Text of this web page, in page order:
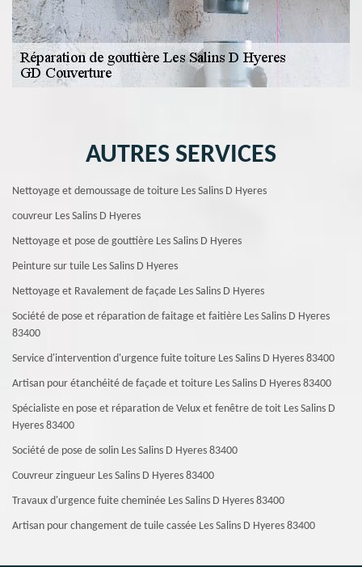
AUTRES SERVICES
Nettoyage et demoussage de toiture Les Salins D Hyeres
couvreur Les Salins D Hyeres
Nettoyage et pose de gouttière Les Salins D Hyeres
Peinture sur tuile Les Salins D Hyeres
Nettoyage et Ravalement de façade Les Salins D Hyeres
Société de pose et réparation de faitage et faitière Les Salins D Hyeres
83400
Service d'intervention d'urgence fuite toiture Les Salins D Hyeres 83400
Artisan pour étanchéité de façade et toiture Les Salins D Hyeres 83400
Spécialiste en pose et réparation de Velux et fenêtre de toit Les Salins D
Hyeres 83400
Société de pose de solin Les Salins D Hyeres 83400
Couvreur zingueur Les Salins D Hyeres 83400
Travaux d'urgence fuite cheminée Les Salins D Hyeres 83400
Artisan pour changement de tuile cassée Les Salins D Hyeres 83400